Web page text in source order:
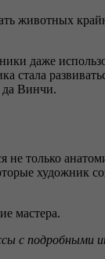
животных
даже
стала
да Винчи.
только
художник
мастера.
с подробными